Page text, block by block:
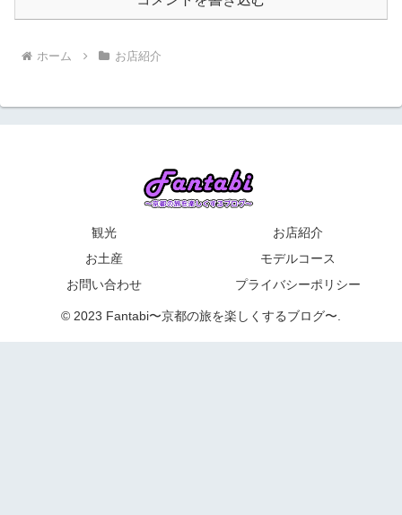
ホーム お店紹介
観光
お店紹介
お土産
モデルコース
お問い合わせ
プライバシーポリシー
© 2023 Fantabi〜京都の旅を楽しくするブログ〜.